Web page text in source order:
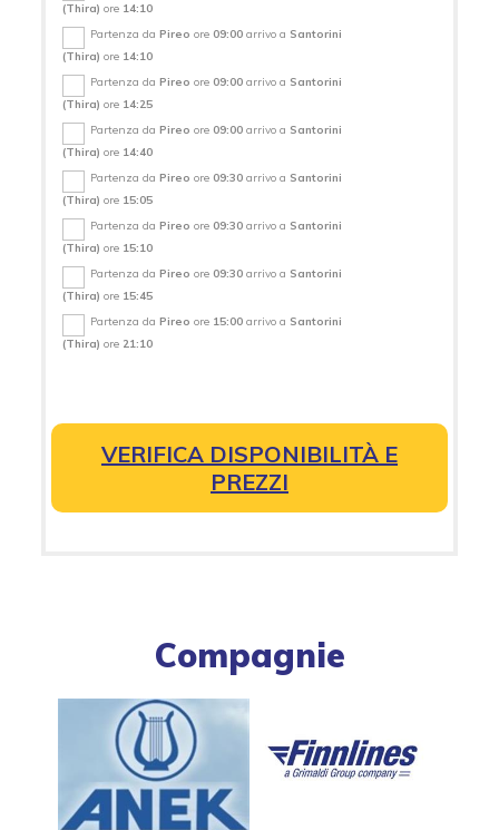
(Thira) ore 14:10
Partenza daPireo ore09:00 arrivo a Santorini
(Thira) ore 14:10
Partenza daPireo ore09:00 arrivo a Santorini
(Thira) ore 14:25
Partenza daPireo ore09:00 arrivo a Santorini
(Thira) ore 14:40
Partenza daPireo ore09:30 arrivo a Santorini
(Thira) ore 15:05
Partenza daPireo ore09:30 arrivo a Santorini
(Thira) ore 15:10
Partenza daPireo ore09:30 arrivo a Santorini
(Thira) ore 15:45
Partenza daPireo ore 15:00 arrivo a Santorini
(Thira) ore 21:10
VERIFICA DISPONIBILITÀ E
PREZZI
Compagnie